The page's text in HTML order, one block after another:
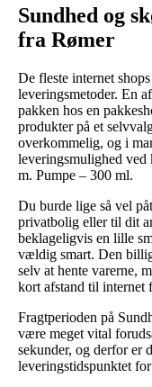
Sundhed og
fra Rømer
De fleste internet
leveringsmetoder. En
pakken hos en
produkter på et
overkommelig, og i
leveringsmulighed
m. Pumpe – 300 ml.
Du burde lige så vel
privatbolig eller til dit
beklageligvis en lille
vældig smart. Den
selv at hente varerne,
kort afstand til internet
Fragtperioden på
være meget vital
sekunder, og derfor er
leveringstidspunktet